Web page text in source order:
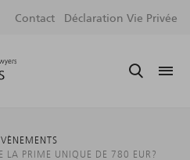
Contact Déclaration Vie Privée
LA PRIME UNIQUE DE 780 EUR?